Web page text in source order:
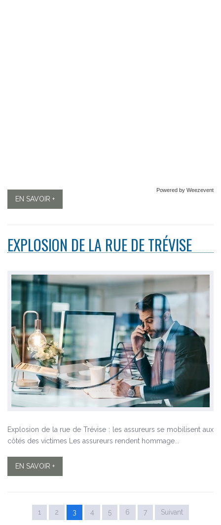
Powered by Weezevent
EN SAVOIR +
EXPLOSION DE LA RUE DE TRÉVISE
Explosion de la rue de Trévise : les assureurs se mobilisent aux
côtés des victimes Les assureurs rendent hommage...
EN SAVOIR +
1 2 3 4 5 6 7 Suivant